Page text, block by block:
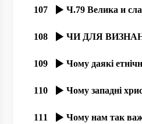
107
108
109
110
111